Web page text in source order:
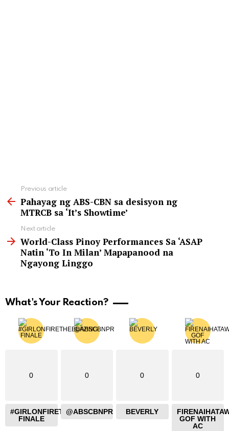
more
Previous article
Pahayag ng ABS-CBN sa desisyon ng
MTRCB sa ‘It’s Showtime’
Next article
World-Class Pinoy Performances Sa ‘ASAP
Natin ‘To In Milan’ Mapapanood na
Ngayong Linggo
What's Your Reaction?
0
#GIRLONFIRETHEBLAZING
FINALE
0
@ABSCBNPR
0
BEVERLY
0
GOF WITH
AC